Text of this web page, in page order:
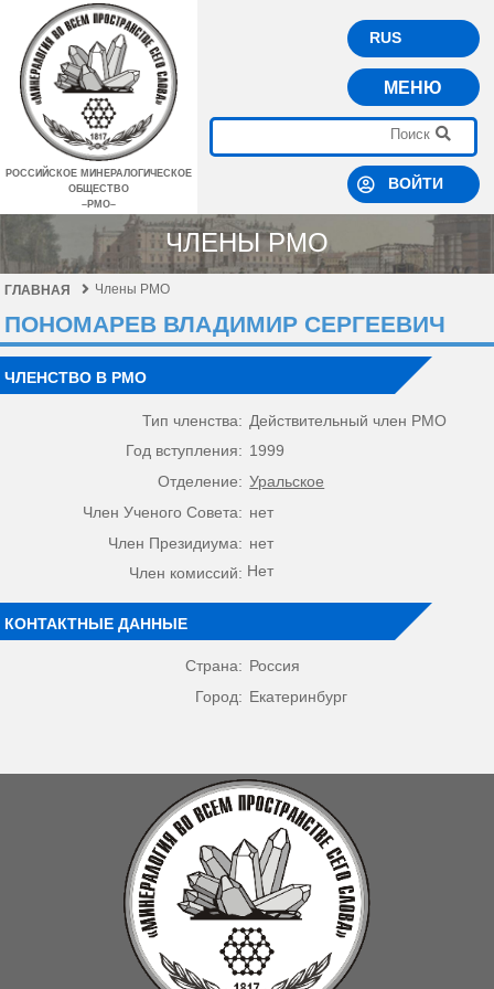
РОССИЙСКОЕ МИНЕРАЛОГИЧЕСКОЕ
ОБЩЕСТВО
–РМО–
RUS
МЕНЮ
ВОЙТИ
ЧЛЕНЫ РМО
ГЛАВНАЯ Члены РМО
ПОНОМАРЕВ ВЛАДИМИР СЕРГЕЕВИЧ
ЧЛЕНСТВО В РМО
Тип членства: Действительный член РМО
Год вступления: 1999
Отделение: Уральское
Член Ученого Совета: нет
Член Президиума: нет
Член комиссий: Нет
КОНТАКТНЫЕ ДАННЫЕ
Страна: Россия
Город: Екатеринбург